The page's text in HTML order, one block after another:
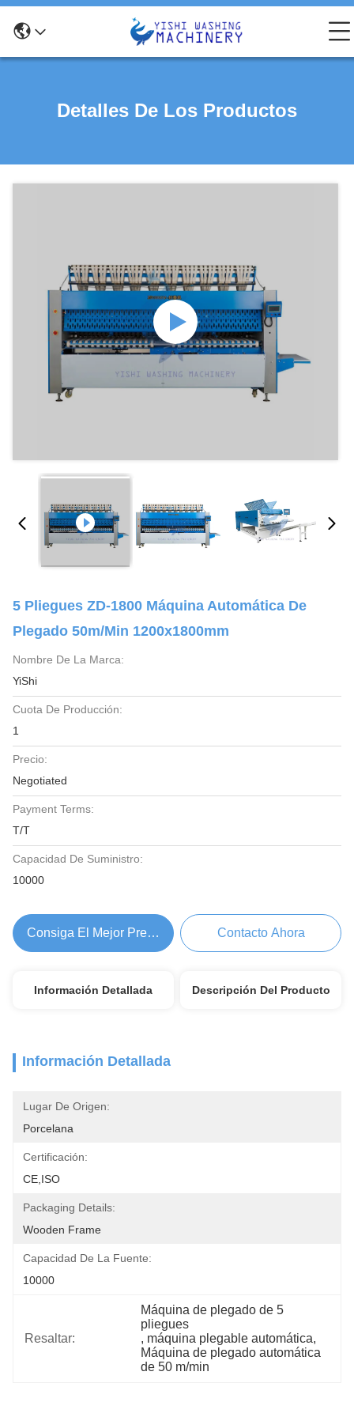
Detalles De Los Productos
5 Pliegues ZD-1800 Máquina Automática De
Plegado 50m/min 1200x1800mm
Nombre De La Marca:
YiShi
Cuota De Producción:
1
Precio:
Negotiated
Payment Terms:
T/T
Capacidad De Suministro:
10000
Consiga El Mejor Precio Contacto Ahora
Información Detallada Descripción Del Producto
Información Detallada
Lugar De Origen:
Porcelana
Certificación:
CE,ISO
Packaging Details:
Wooden Frame
Capacidad De La Fuente:
10000
Resaltar:
Máquina de plegado de 5
pliegues
, máquina plegable automática,
Máquina de plegado automática
de 50 m/min